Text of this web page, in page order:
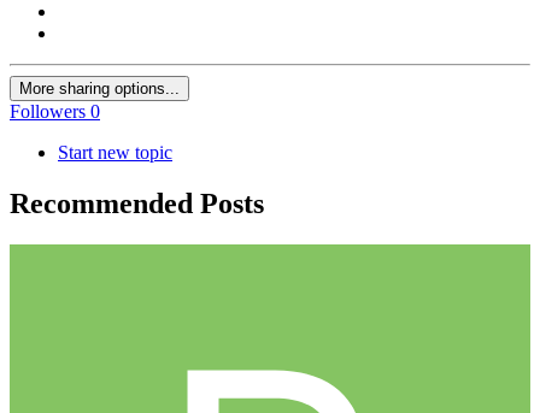
More sharing options...
Followers 0
Start new topic
Recommended Posts